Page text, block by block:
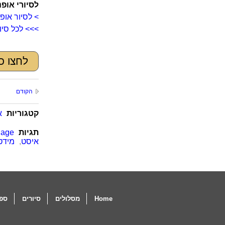
לסיורי
> לסיור
>>> לכל
לחצו
הקודם
קטגוריות
תגיות
איסט,
Home מסלולים סיורים